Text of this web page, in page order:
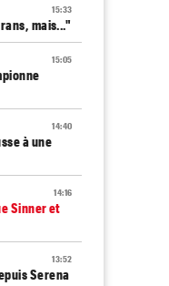
15:33
mais..."
15:05
14:40
à une
14:16
Sinner et
13:52
Serena